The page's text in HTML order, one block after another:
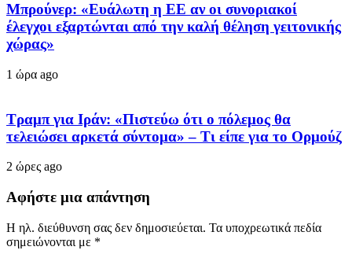
Μπρούνερ: «Ευάλωτη η ΕΕ αν οι συνοριακοί
έλεγχοι εξαρτώνται από την καλή θέληση γειτονικής
χώρας»
1 ώρα ago
Τραμπ για Ιράν: «Πιστεύω ότι ο πόλεμος θα
τελειώσει αρκετά σύντομα» – Τι είπε για το Ορμούζ
2 ώρες ago
Αφήστε μια απάντηση
Η ηλ. διεύθυνση σας δεν δημοσιεύεται. Τα υποχρεωτικά πεδία
σημειώνονται με *